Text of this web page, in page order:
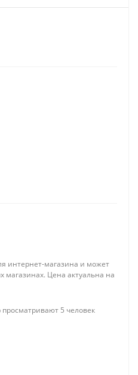
интернет-магазина и может
магазинах. Цена актуальна на
5 человек